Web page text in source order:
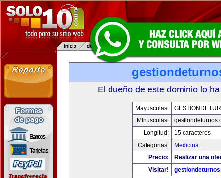
El dueño de este dominio lo
Mayusculas:
Minusculas:
Longitud:
15 caracteres
Categorias:
Medicina
Precio:
Realizar una
Visitar!